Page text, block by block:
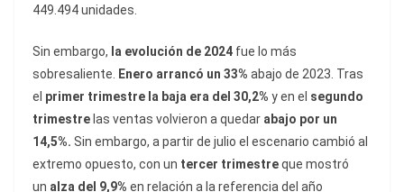
449.494 unidades.
Sin embargo, la evolución de 2024 fue lo más
sobresaliente. Enero arrancó un 33% abajo de 2023. Tras
el primer trimestre la baja era del 30,2% y en el segundo
trimestre las ventas volvieron a quedar abajo por un
14,5%. Sin embargo, a partir de julio el escenario cambió al
extremo opuesto, con un tercer trimestreque mostró
un alza del 9,9% en relación a la referencia del año